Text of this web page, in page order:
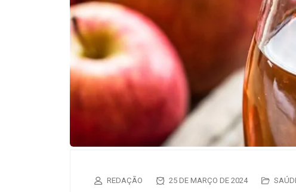
REDAÇÃO 25 DE MARÇO DE 2024